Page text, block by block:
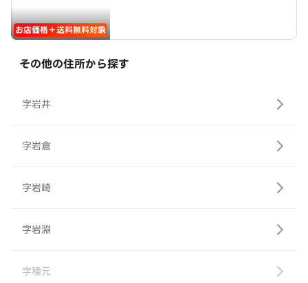
お店価格＋送料無料対象
その他の住所から探す
字岩井
字岩倉
字岩崎
字岩淵
字種元